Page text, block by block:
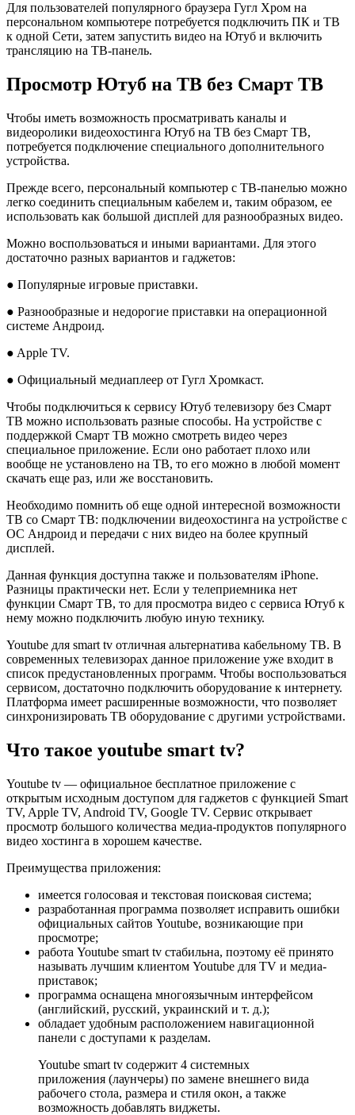
Для пользователей популярного браузера Гугл Хром на
персональном компьютере потребуется подключить ПК и ТВ
к одной Сети, затем запустить видео на Ютуб и включить
трансляцию на ТВ-панель.
Просмотр Ютуб на ТВ без Смарт ТВ
Чтобы иметь возможность просматривать каналы и
видеоролики видеохостинга Ютуб на ТВ без Смарт ТВ,
потребуется подключение специального дополнительного
устройства.
Прежде всего, персональный компьютер с ТВ-панелью можно
легко соединить специальным кабелем и, таким образом, ее
использовать как большой дисплей для разнообразных видео.
Можно воспользоваться и иными вариантами. Для этого
достаточно разных вариантов и гаджетов:
● Популярные игровые приставки.
● Разнообразные и недорогие приставки на операционной
системе Андроид.
● Apple TV.
● Официальный медиаплеер от Гугл Хромкаст.
Чтобы подключиться к сервису Ютуб телевизору без Смарт
ТВ можно использовать разные способы. На устройстве с
поддержкой Смарт ТВ можно смотреть видео через
специальное приложение. Если оно работает плохо или
вообще не установлено на ТВ, то его можно в любой момент
скачать еще раз, или же восстановить.
Необходимо помнить об еще одной интересной возможности
ТВ со Смарт ТВ: подключении видеохостинга на устройстве с
ОС Андроид и передачи с них видео на более крупный
дисплей.
Данная функция доступна также и пользователям iPhone.
Разницы практически нет. Если у телеприемника нет
функции Смарт ТВ, то для просмотра видео с сервиса Ютуб к
нему можно подключить любую иную технику.
Youtube для smart tv отличная альтернатива кабельному ТВ. В
современных телевизорах данное приложение уже входит в
список предустановленных программ. Чтобы воспользоваться
сервисом, достаточно подключить оборудование к интернету.
Платформа имеет расширенные возможности, что позволяет
синхронизировать ТВ оборудование с другими устройствами.
Что такое youtube smart tv?
Youtube tv — официальное бесплатное приложение с
открытым исходным доступом для гаджетов с функцией Smart
TV, Apple TV, Android TV, Google TV. Сервис открывает
просмотр большого количества медиа-продуктов популярного
видео хостинга в хорошем качестве.
Преимущества приложения:
имеется голосовая и текстовая поисковая система;
разработанная программа позволяет исправить ошибки
официальных сайтов Youtube, возникающие при
просмотре;
работа Youtube smart tv стабильна, поэтому её принято
называть лучшим клиентом Youtube для TV и медиа-
приставок;
программа оснащена многоязычным интерфейсом
(английский, русский, украинский и т. д.);
обладает удобным расположением навигационной
панели с доступами к разделам.
Youtube smart tv содержит 4 системных
приложения (лаунчеры) по замене внешнего вида
рабочего стола, размера и стиля окон, а также
возможность добавлять виджеты.